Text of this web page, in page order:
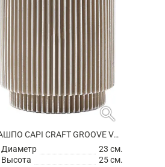
search
КАШПО CAPI CRAFT GROOVE VASE CYLINDER IVORY
Диаметр
23 см.
Высота
25 см.